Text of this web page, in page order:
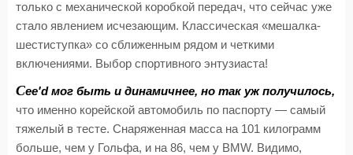
только с механической коробкой передач, что сейчас уже
стало явлением исчезающим. Классическая «мешалка-
шестиступка» со сближенным рядом и четкими
включениями. Выбор спортивного энтузиаста!
Cee'd мог быть и динамичнее, но так уж получилось,
что именно корейской автомобиль по паспорту — самый
тяжелый в тесте. Снаряженная масса на 101 килограмм
больше, чем у Гольфа, и на 86, чем у BMW. Видимо,